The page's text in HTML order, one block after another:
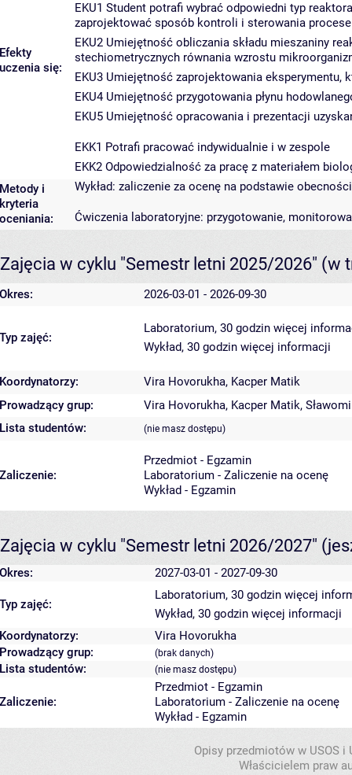
Efekty
uczenia się:
EKU1 Student potrafi wybrać odpowiedni typ
zaprojektować sposób kontroli i sterowania
EKU2 Umiejętność obliczania składu mieszaniny
stechiometrycznych równania wzrostu
EKU3 Umiejętność zaprojektowania
EKU4 Umiejętność przygotowania płynu
EKU5 Umiejętność opracowania i prezentacji
EKK1 Potrafi pracować indywidualnie i w zespole
EKK2 Odpowiedzialność za pracę z materiałem
Metody i
kryteria
oceniania:
Wykład: zaliczenie za ocenę na podstawie
Ćwiczenia laboratoryjne: przygotowanie,
Zajęcia w cyklu "Semestr letni 2025/2026" (w
Okres: 2026-03-01 - 2026-09-30
Typ zajęć:
Laboratorium, 30 godzin więcej
Wykład, 30 godzin więcej informacji
Koordynatorzy: Vira Hovorukha, Kacper Matik
Prowadzący grup:
Vira Hovorukha, Kacper Matik,
Lista studentów:
(nie masz dostępu)
Zaliczenie:
Przedmiot - Egzamin
Laboratorium - Zaliczenie na ocenę
Wykład - Egzamin
Zajęcia w cyklu "Semestr letni 2026/2027"
Okres: 2027-03-01 - 2027-09-30
Typ zajęć:
Laboratorium, 30 godzin więcej
Wykład, 30 godzin więcej informacji
Koordynatorzy:
Vira Hovorukha
Prowadzący grup:
(brak danych)
Lista studentów: (nie masz dostępu)
Zaliczenie:
Przedmiot - Egzamin
Laboratorium - Zaliczenie na ocenę
Wykład - Egzamin
Opisy przedmiotów w USOS
Właścicielem praw